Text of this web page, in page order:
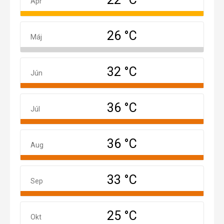
Máj
Máj 26 °C
Jún
Jún 32 °C
Júl
Júl 36 °C
August
Aug 36 °C
September
Sep 33 °C
Október
Okt 25 °C